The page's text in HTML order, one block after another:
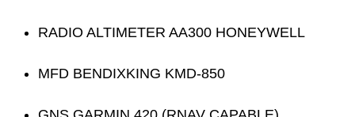
RADIO ALTIMETER AA300 HONEYWELL
MFD BENDIXKING KMD-850